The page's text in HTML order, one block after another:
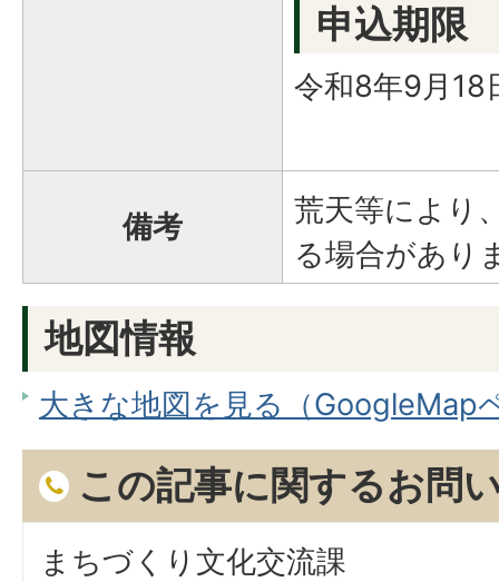
申込期限
令和8年9月18
備考
荒天等により
る場合があり
地図情報
大きな地図を見る（GoogleMap
この記事に関するお問
まちづくり文化交流課